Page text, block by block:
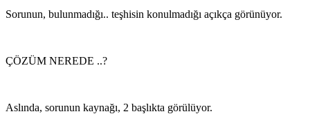
Sorunun, bulunmadığı.. teşhisin konulmadığı açıkça görünüyor.
ÇÖZÜM NEREDE ..?
Aslında, sorunun kaynağı, 2 başlıkta görülüyor.